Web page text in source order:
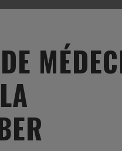
/ SPORT
REPORTAGES
ANALYSE 2011